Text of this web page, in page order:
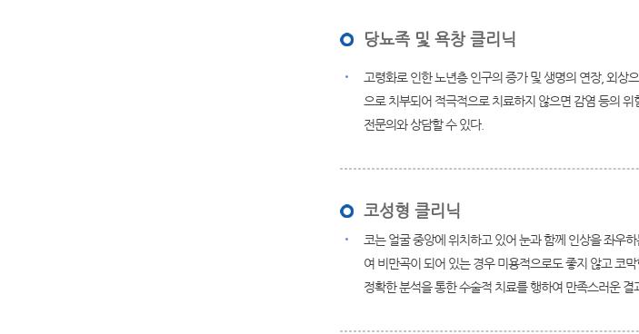
당뇨족 및 욕창 클리닉
고령화로 인한 노년층 인구의 증가 및 생명의 연장, 외상
으로 치부되어 적극적으로 치료하지 않으면 감염 등의
전문의와 상담할 수 있다.
코성형 클리닉
코는 얼굴 중앙에 위치하고 있어 눈과 함께 인상을 좌우
여 비만곡이 되어 있는 경우 미용적으로도 좋지 않고 코
정확한 분석을 통한 수술적 치료를 행하여 만족스러운 결